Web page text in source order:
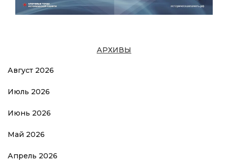
АРХИВЫ
Август 2026
Июль 2026
Июнь 2026
Май 2026
Апрель 2026